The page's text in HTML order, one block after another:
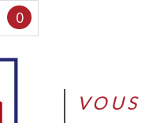
0